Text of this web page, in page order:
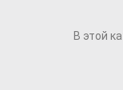
В этой